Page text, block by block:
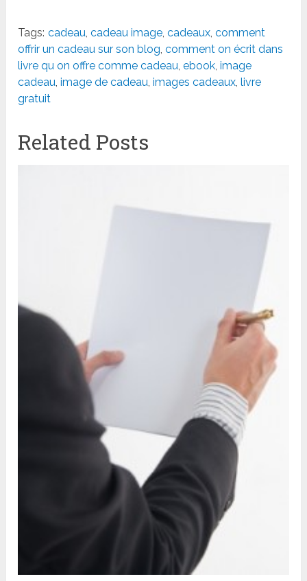
Tags: cadeau,cadeau image,cadeaux,comment
offrir un cadeau sur son blog,comment on écrit dans
livre qu on offre comme cadeau,ebook,image
cadeau,image de cadeau,images cadeaux,livre
gratuit
Related Posts